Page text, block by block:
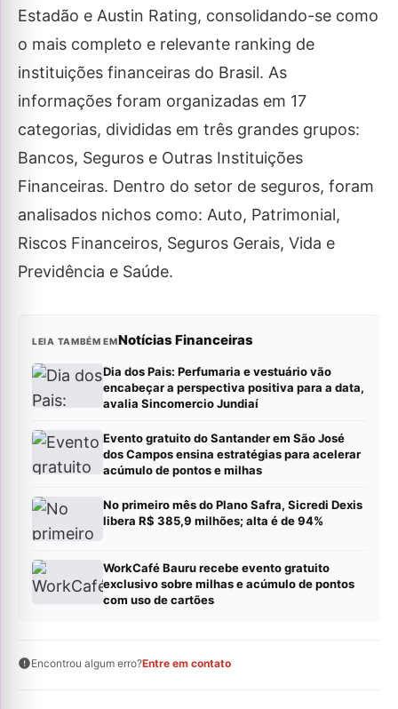
Estadão e Austin Rating, consolidando-se como
o mais completo e relevante ranking de
instituições financeiras do Brasil. As
informações foram organizadas em 17
categorias, divididas em três grandes grupos:
Bancos, Seguros e Outras Instituições
Financeiras. Dentro do setor de seguros, foram
analisados nichos como: Auto, Patrimonial,
Riscos Financeiros, Seguros Gerais, Vida e
Previdência e Saúde.
LEIA TAMBÉM EMNotícias Financeiras
Dia dos Pais: Perfumaria e vestuário vão
encabeçar a perspectiva positiva para a data,
avalia Sincomercio Jundiaí
Evento gratuito do Santander em São José
dos Campos ensina estratégias para acelerar
acúmulo de pontos e milhas
No primeiro mês do Plano Safra, Sicredi Dexis
libera R$ 385,9 milhões; alta é de 94%
WorkCafé Bauru recebe evento gratuito
exclusivo sobre milhas e acúmulo de pontos
com uso de cartões
Encontrou algum erro?Entre em contato